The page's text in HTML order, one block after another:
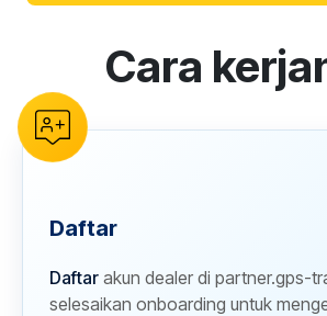
reCAPTCHA verification
Cara
Daftar
Daftar akun dealer di partner.gps-
selesaikan onboarding untuk